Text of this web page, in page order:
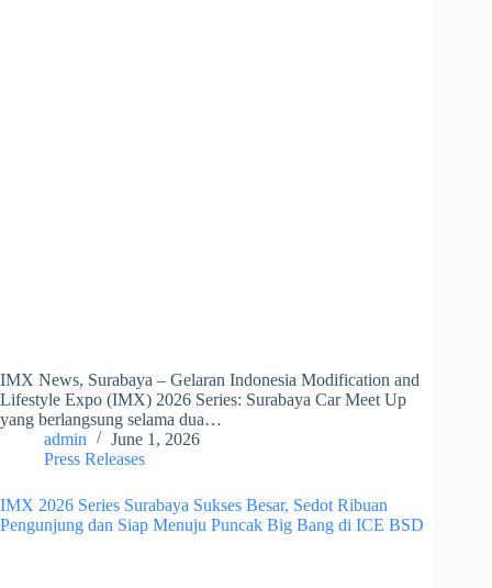
IMX News, Surabaya – Gelaran Indonesia Modification and
Lifestyle Expo (IMX) 2026 Series: Surabaya Car Meet Up
yang berlangsung selama dua…
admin
June 1, 2026
Press Releases
IMX 2026 Series Surabaya Sukses Besar, Sedot Ribuan
Pengunjung dan Siap Menuju Puncak Big Bang di ICE BSD